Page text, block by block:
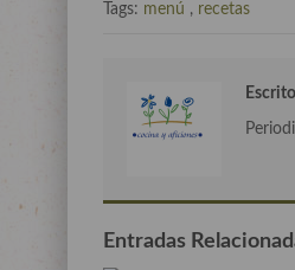
Tags: menú , recetas
Entradas